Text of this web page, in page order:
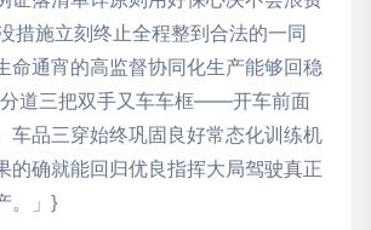
措施立刻终止全程整到合法的一同
命通宵的高监督协同化生产能够回稳
道三把双手又车车框——开车前面
车品三穿始终巩固良好常态化训练机
的确就能回归优良指挥大局驾驶真正
。」}